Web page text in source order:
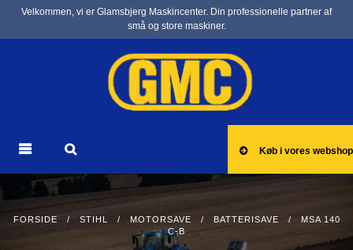
Velkommen, vi er Glamsbjerg Maskincenter. Din professionelle partner af
små og store maskiner.
Køb i vores webshop
FORSIDE / STIHL / MOTORSAVE / BATTERISAVE / MSA 140
C-B